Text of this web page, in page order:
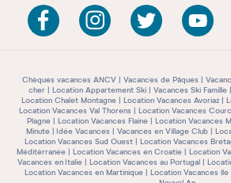
Chèques vacances ANCV Vacances de Pâques
cher
Location Appartement Ski Vacances Ski Famille
Location Chalet Montagne
Location Vacances Avoriaz
Location Vacances Val Thorens
Location Vacances
Plagne
Location Vacances Flaine Location Vacances
Minute
Idée Vacances Vacances en Village Club
Location Vacances Sud Ouest
Location Vacances
Méditérranée
Location Vacances en Croatie Location
Vacances en Italie
Location Vacances au Portugal
Location Vacances en Martinique
Location Vacances île